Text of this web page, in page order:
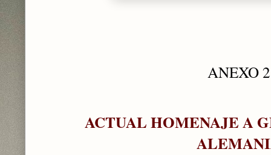
ANEXO 2
ACTUAL HOMENAJE A